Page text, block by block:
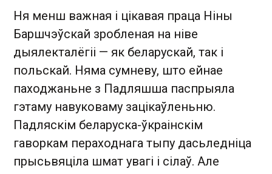
Ня менш важная і цікавая праца Ніны
Баршчэўскай зробленая на ніве
дыялекталёгіі — як беларускай, так і
польскай. Няма сумневу, што ейнае
паходжаньне з Падляшша паспрыяла
гэтаму навуковаму зацікаўленьню.
Падляскім беларуска-ўкраінскім
гаворкам пераходнага тыпу дасьледніца
прысьвяціла шмат увагі і сілаў. Але